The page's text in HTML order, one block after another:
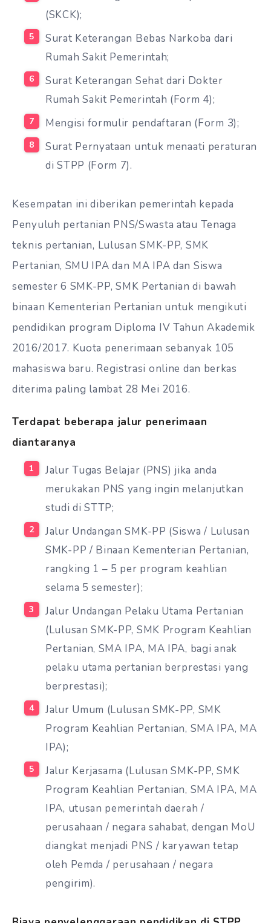
(SKCK);
Surat Keterangan Bebas Narkoba dari
Rumah Sakit Pemerintah;
Surat Keterangan Sehat dari Dokter
Rumah Sakit Pemerintah (Form 4);
Mengisi formulir pendaftaran (Form 3);
Surat Pernyataan untuk menaati peraturan
di STPP (Form 7).
Kesempatan ini diberikan pemerintah kepada
Penyuluh pertanian PNS/Swasta atau Tenaga
teknis pertanian, Lulusan SMK-PP, SMK
Pertanian, SMU IPA dan MA IPA dan Siswa
semester 6 SMK-PP, SMK Pertanian di bawah
binaan Kementerian Pertanian untuk mengikuti
pendidikan program Diploma IV Tahun Akademik
2016/2017. Kuota penerimaan sebanyak 105
mahasiswa baru. Registrasi online dan berkas
diterima paling lambat 28 Mei 2016.
Terdapat beberapa jalur penerimaan
diantaranya
Jalur Tugas Belajar (PNS) jika anda
merukakan PNS yang ingin melanjutkan
studi di STTP;
Jalur Undangan SMK-PP (Siswa / Lulusan
SMK-PP / Binaan Kementerian Pertanian,
rangking 1 – 5 per program keahlian
selama 5 semester);
Jalur Undangan Pelaku Utama Pertanian
(Lulusan SMK-PP, SMK Program Keahlian
Pertanian, SMA IPA, MA IPA, bagi anak
pelaku utama pertanian berprestasi yang
berprestasi);
Jalur Umum (Lulusan SMK-PP, SMK
Program Keahlian Pertanian, SMA IPA, MA
IPA);
Jalur Kerjasama (Lulusan SMK-PP, SMK
Program Keahlian Pertanian, SMA IPA, MA
IPA, utusan pemerintah daerah /
perusahaan / negara sahabat, dengan MoU
diangkat menjadi PNS / karyawan tetap
oleh Pemda / perusahaan / negara
pengirim).